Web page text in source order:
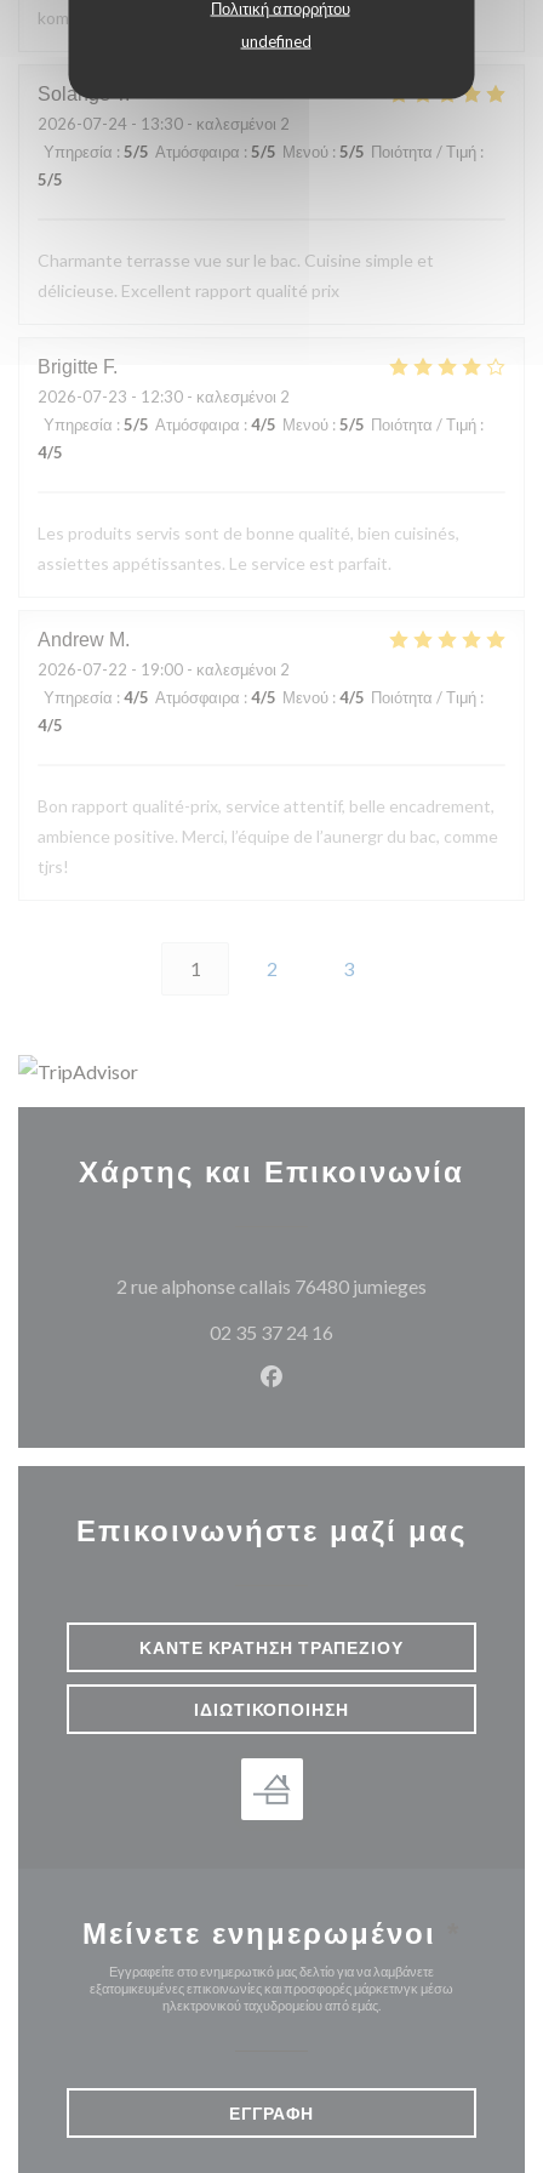
Πολιτική απορρήτου
undefined
kommen gerne wieder
Solange T
2026-07-24 - 13:30 - καλεσμένοι 2
Υπηρεσία : 5/5 Ατμόσφαιρα : 5/5 Μενού : 5/5 Ποιότητα / Τιμή :
5/5
Charmante terrasse vue sur le bac. Cuisine simple et
délicieuse. Excellent rapport qualité prix
Brigitte F
2026-07-23 - 12:30 - καλεσμένοι 2
Υπηρεσία : 5/5 Ατμόσφαιρα : 4/5 Μενού : 5/5 Ποιότητα / Τιμή :
4/5
Les produits servis sont de bonne qualité, bien cuisinés,
assiettes appétissantes. Le service est parfait.
Andrew M
2026-07-22 - 19:00 - καλεσμένοι 2
Υπηρεσία : 4/5 Ατμόσφαιρα : 4/5 Μενού : 4/5 Ποιότητα / Τιμή :
4/5
Bon rapport qualité-prix, service attentif, belle encadrement,
ambience positive. Merci, l’équipe de l’aunergr du bac, comme
tjrs!
1 2 3
Χάρτης και Επικοινωνία
2 rue alphonse callais 76480 jumieges
02 35 37 24 16
Facebook ((ανοίγει σε νέο
Επικοινωνήστε μαζί μας
ΚΆΝΤΕ ΚΡΆΤΗΣΗ ΤΡΑΠΕΖΙΟΎ
ΙΔΙΩΤΙΚΟΠΟΊΗΣΗ
Μείνετε ενημερωμένοι
Εγγραφείτε στο ενημερωτικό μας δελτίο για να λαμβάνετε
εξατομικευμένες επικοινωνίες και προσφορές μάρκετινγκ μέσω
ηλεκτρονικού ταχυδρομείου από εμάς.
ΕΓΓΡΑΦΉ